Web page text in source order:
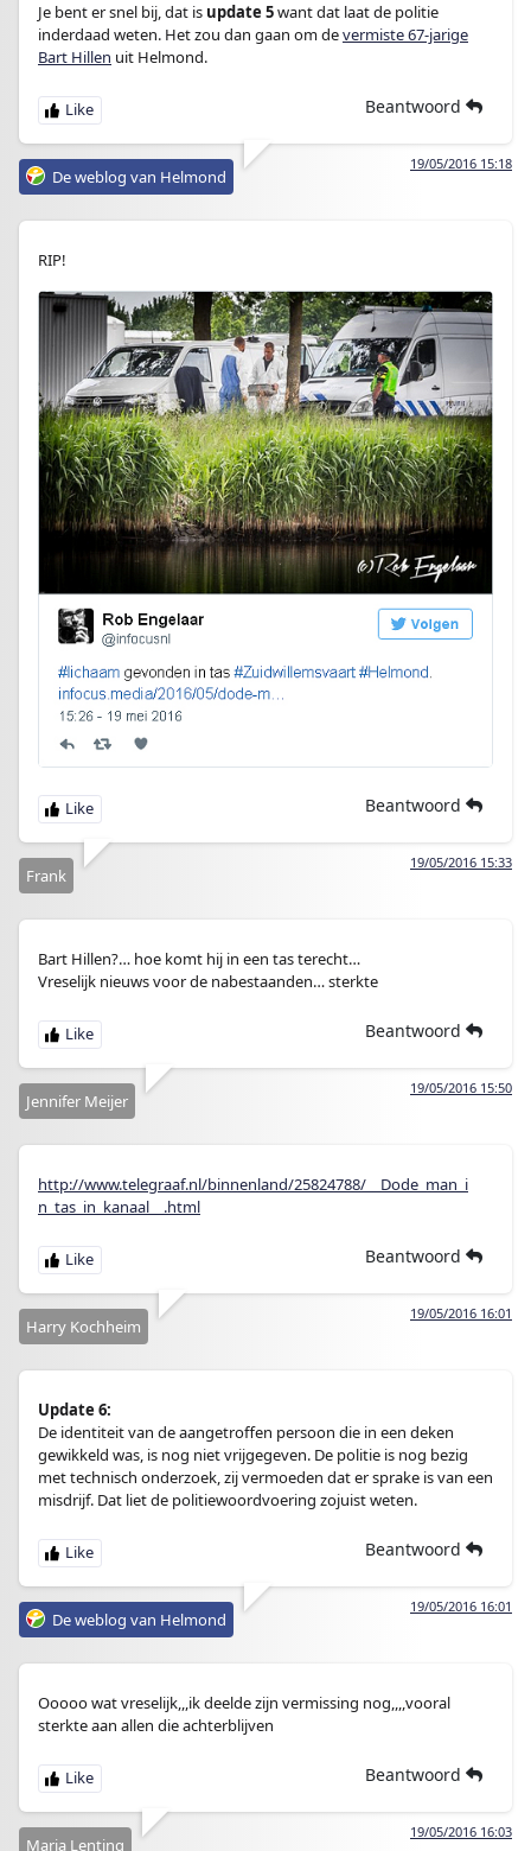
Je bent er snel bij, dat is update 5want dat laat de politie
inderdaad weten. Het zou dan gaan om devermiste 67-jarige
Bart Hillen uit Helmond.
Beantwoord
19/05/2016 15:18
De weblog van Helmond
RIP!
Beantwoord
19/05/2016 15:33
Frank
Bart Hillen?… hoe komt hij in een tas terecht…
Vreselijk nieuws voor de nabestaanden… sterkte
Beantwoord
19/05/2016 15:50
Jennifer Meijer
http://www.telegraaf.nl/binnenland/25824788/__Dode_man_i
n_tas_in_kanaal__.html
Beantwoord
19/05/2016 16:01
Harry Kochheim
Update 6:
De identiteit van de aangetroffen persoon die in een deken
gewikkeld was, is nog niet vrijgegeven. De politie is nog bezig
met technisch onderzoek, zij vermoeden dat er sprake is van een
misdrijf. Dat liet de politiewoordvoering zojuist weten.
Beantwoord
19/05/2016 16:01
De weblog van Helmond
Ooooo wat vreselijk,,,ik deelde zijn vermissing nog,,,,vooral
sterkte aan allen die achterblijven
Beantwoord
19/05/2016 16:03
Maria Lenting